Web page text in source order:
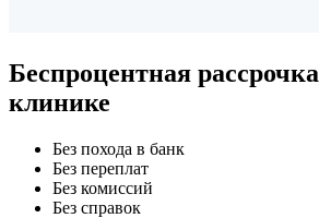
Беспроцентная рассрочка
клинике
Без похода в банк
Без переплат
Без комиссий
Без справок